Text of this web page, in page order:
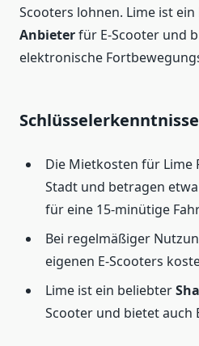
Scooters lohnen. Lime ist
Anbieterfür E-Scooter und
elektronische
Die Mietkosten für Lime
Stadt und betragen
für eine 15-minütige
Bei regelmäßiger
eigenen E-Scooters
Lime ist ein beliebter
Scooter und bietet auch